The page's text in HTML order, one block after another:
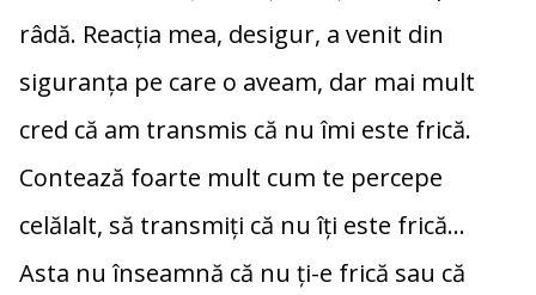
râdă. Reacția mea, desigur, a venit din
siguranța pe care o aveam, dar mai mult
cred că am transmis că nu îmi este frică.
Contează foarte mult cum te percepe
celălalt, să transmiți că nu îți este frică…
Asta nu înseamnă că nu ți-e frică sau că